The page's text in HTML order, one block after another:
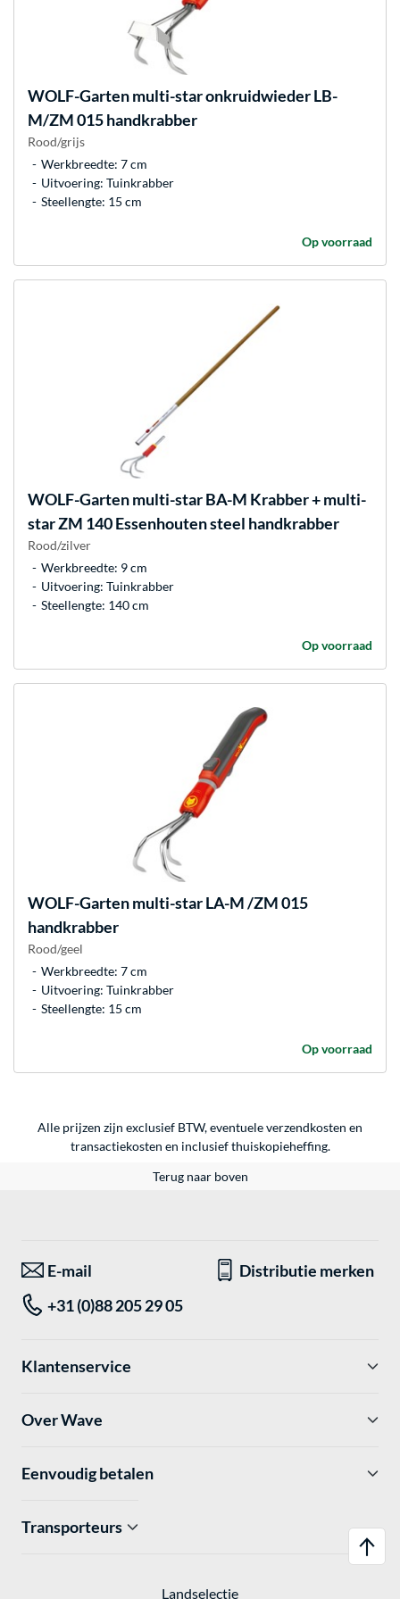
WOLF-Gartenmulti-star onkruidwieder LB-
M/ZM 015 handkrabber
Rood/grijs
Werkbreedte: 7 cm
Uitvoering: Tuinkrabber
Steellengte: 15 cm
Op voorraad
WOLF-Gartenmulti-star BA-M Krabber + multi-
star ZM 140 Essenhouten steel handkrabber
Rood/zilver
Werkbreedte: 9 cm
Uitvoering: Tuinkrabber
Steellengte: 140 cm
Op voorraad
WOLF-Gartenmulti-star LA-M /ZM 015
handkrabber
Rood/geel
Werkbreedte: 7 cm
Uitvoering: Tuinkrabber
Steellengte: 15 cm
Op voorraad
Alle prijzen zijn exclusief BTW, eventuele verzendkosten en
transactiekosten en inclusief thuiskopieheffing.
Terug naar boven
E-mail
Distributie merken
+31 (0)88 205 29 05
Klantenservice
Over Wave
Eenvoudig betalen
Transporteurs
Landselectie